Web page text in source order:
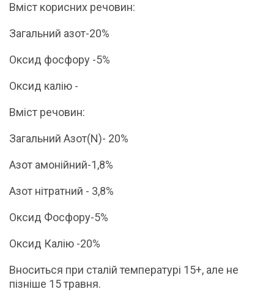
Вміст корисних речовин:
Загальний азот-20%
Оксид фосфору -5%
Оксид калію -
Вміст речовин:
Загальний Азот(N)- 20%
Азот амонійний-1,8%
Азот нітратний - 3,8%
Оксид Фосфору-5%
Оксид Калію -20%
Вноситься при сталій температурі 15+, але не
пізніше 15 травня.